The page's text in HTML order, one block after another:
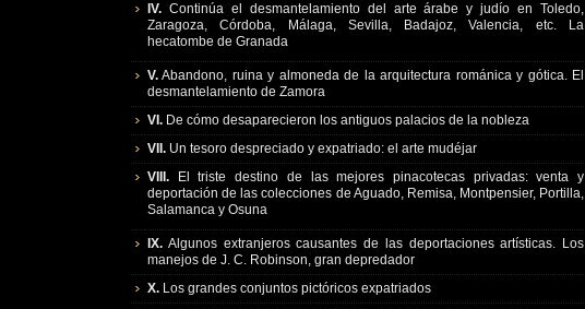
IV. Continúa el desmantelamiento del arte árabe y judío en Toledo,
Zaragoza, Córdoba, Málaga, Sevilla, Badajoz, Valencia, etc. La
hecatombe de Granada
V. Abandono, ruina y almoneda de la arquitectura románica y gótica. El
desmantelamiento de Zamora
VI. De cómo desaparecieron los antiguos palacios de la nobleza
VII. Un tesoro despreciado y expatriado: el arte mudéjar
VIII. El triste destino de las mejores pinacotecas privadas: venta y
deportación de las colecciones de Aguado, Remisa, Montpensier, Portilla,
Salamanca y Osuna
IX. Algunos extranjeros causantes de las deportaciones artísticas. Los
manejos de J. C. Robinson, gran depredador
X. Los grandes conjuntos pictóricos expatriados